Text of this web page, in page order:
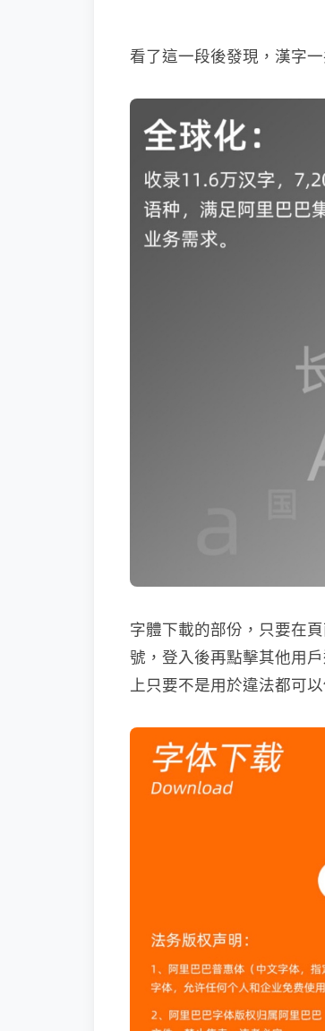
看了這一段後發現，漢字
字體下載的部份，只要在
號，登入後再點擊其他用
上只要不是用於違法都可